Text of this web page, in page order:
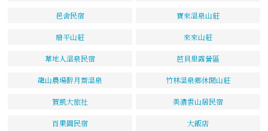
邑舍民宿 寶來溫泉山莊
扇平山莊 來來山莊
草地人溫泉民宿 芭貝里露營區
龍山農場醉月齋溫泉 竹林溫泉鄉休閒山莊
賀凱大旅社 美濃雲山居民宿
百果園民宿 大飯店